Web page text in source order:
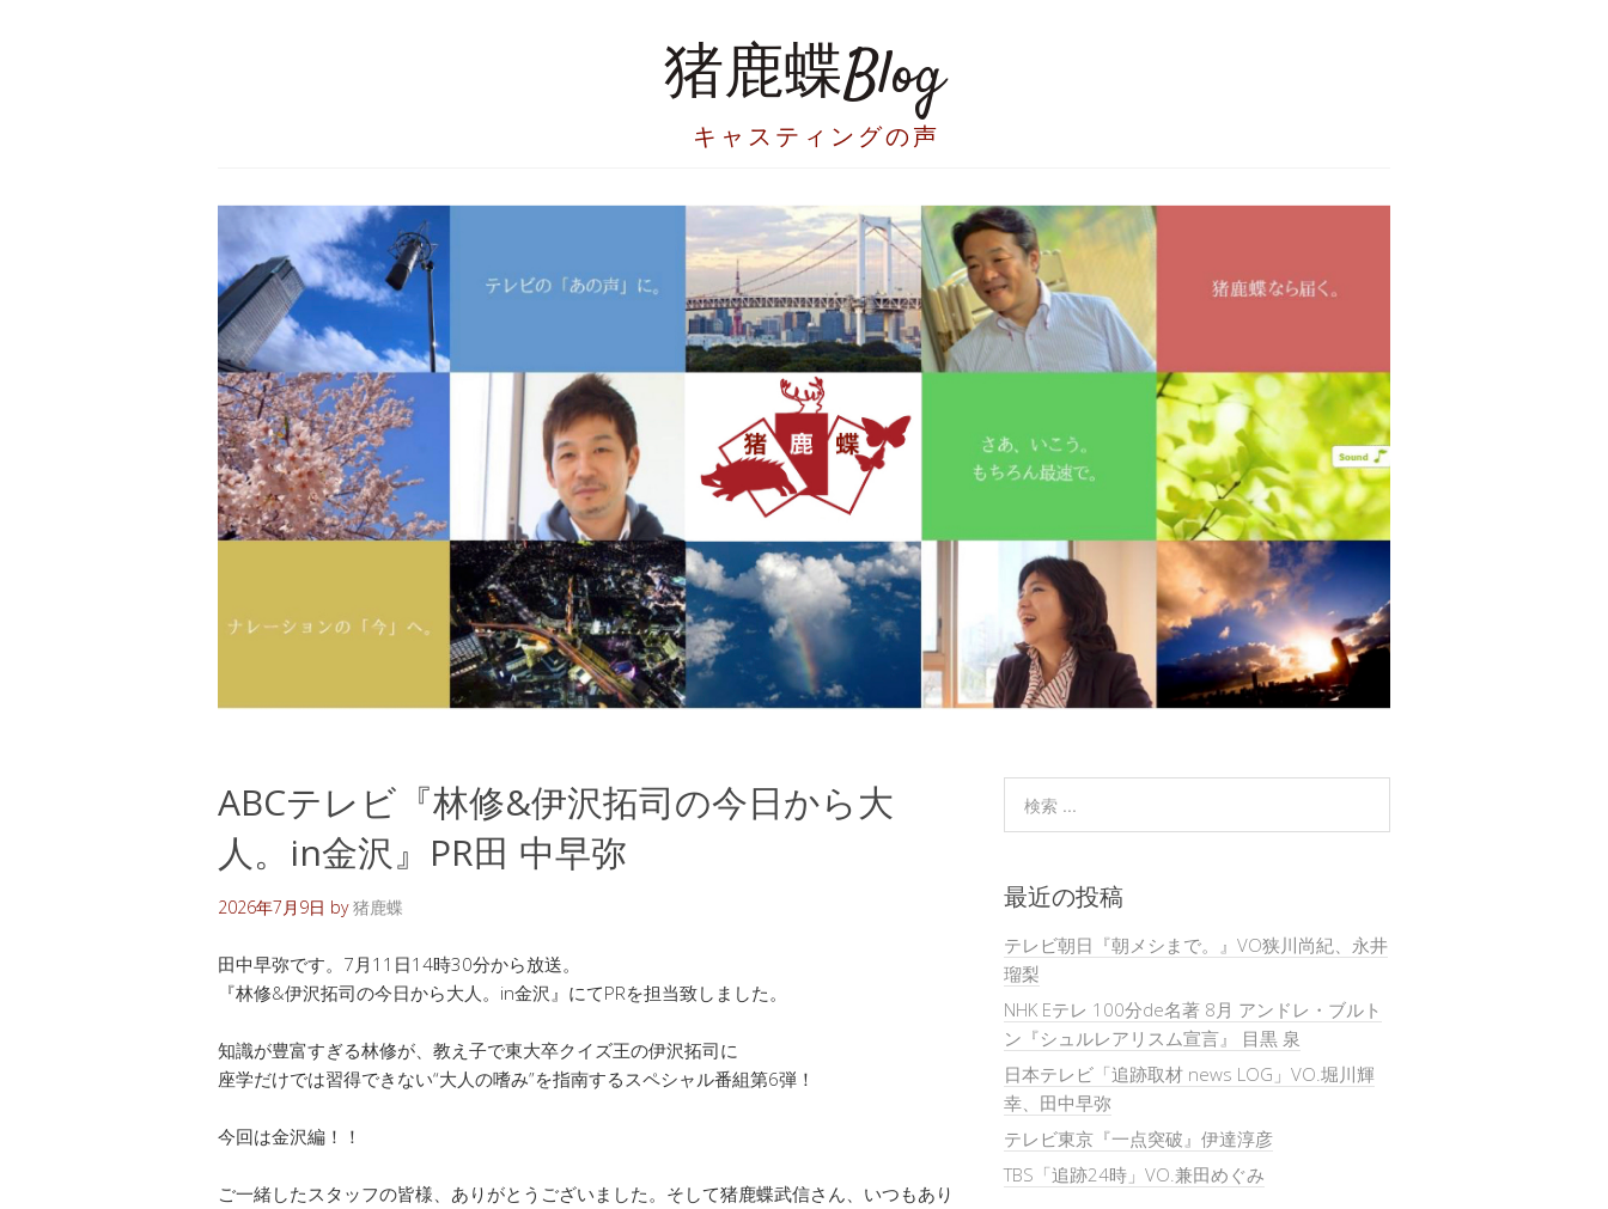
猪鹿蝶Blog
キャスティングの声
ABCテレビ『林修&伊沢拓司の今日から大
人。in金沢』PR田 中早弥
2026年7月9日 by猪鹿蝶
田中早弥です。7月11日14時30分から放送。
『林修&伊沢拓司の今日から大人。in金沢』にてPRを担当致しました。
知識が豊富すぎる林修が、教え子で東大卒クイズ王の伊沢拓司に
座学だけでは習得できない“大人の嗜み”を指南するスペシャル番組第6弾！
今回は金沢編！！
ご一緒したスタッフの皆様、ありがとうございました。そして猪鹿蝶武信さん、いつもあり
最近の投稿
テレビ朝日『朝メシまで。』VO狭川尚紀、永井
瑠梨
NHK Eテレ 100分de名著 8月 アンドレ・ブルト
ン『シュルレアリスム宣言』 目黒 泉
日本テレビ「追跡取材 news LOG」VO.堀川輝
幸、田中早弥
テレビ東京『一点突破』伊達淳彦
TBS「追跡24時」VO.兼田めぐみ